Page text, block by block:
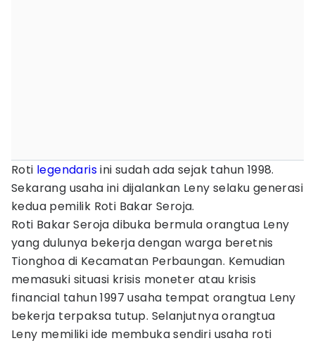
Roti legendarisini sudah ada sejak tahun 1998.
Sekarang usaha ini dijalankan Leny selaku generasi
kedua pemilik Roti Bakar Seroja.
Roti Bakar Seroja dibuka bermula orangtua Leny
yang dulunya bekerja dengan warga beretnis
Tionghoa di Kecamatan Perbaungan. Kemudian
memasuki situasi krisis moneter atau krisis
financial tahun 1997 usaha tempat orangtua Leny
bekerja terpaksa tutup. Selanjutnya orangtua
Leny memiliki ide membuka sendiri usaha roti